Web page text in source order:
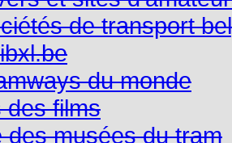
de transport
du monde
des films
des musées du tram